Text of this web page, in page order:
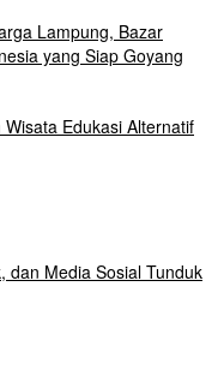
Lampung, Bazar
yang Siap Goyang
Edukasi Alternatif
dan Media Sosial Tunduk